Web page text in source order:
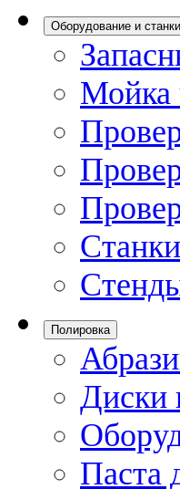
Оборудование и станки
Мойка
Полировка
Диски
Паста